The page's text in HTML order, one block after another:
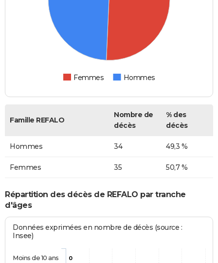
Femmes Hommes
Famille REFALO
Nombre de
décès
% des
décès
Hommes 34 49,3 %
Femmes 35 50,7 %
Répartition des décès de REFALO par tranche
d'âges
Données exprimées en nombre de décès (source :
Insee)
0
Moins de 10 ans